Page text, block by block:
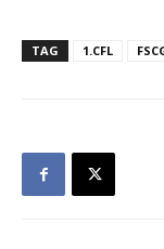
TAG 1.CFL